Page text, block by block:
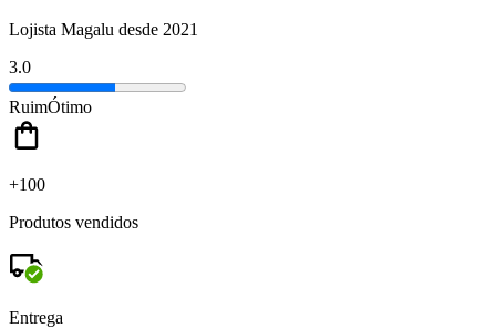
Lojista Magalu desde 2021
3.0
RuimÓtimo
+100
Produtos vendidos
Entrega